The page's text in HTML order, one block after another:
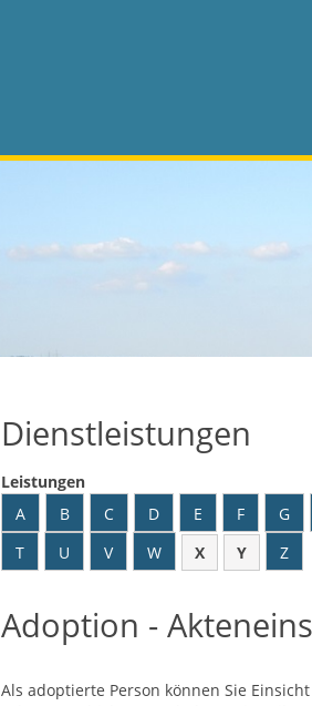
Dienstleistungen
Leistungen
A
B C D E F G
T
U V W X Y Z
Adoption -
Als adoptierte Person können Sie